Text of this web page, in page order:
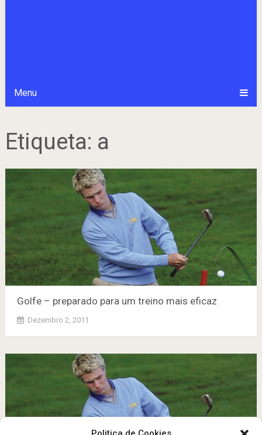
Menu
Etiqueta: a
Golfe – preparado para um treino mais eficaz
Dezembro 2, 2011